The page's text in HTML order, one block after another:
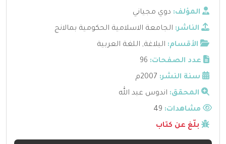
المؤلف: دوي مجياني
الناشر: الجامعة الاسلامية الحكومية بمالانج
الأقسام: البلاغة, اللغة العربية
عدد الصفحات: 96
سنة النشر: 2007م
المحقق: اندوس عبد الله
مشاهدات:
بلّغ عن كتاب